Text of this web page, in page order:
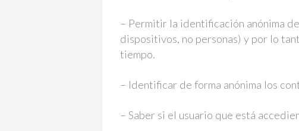
– Permitir la identificación anónima
dispositivos, no personas) y por lo
tiempo.
– Identificar de forma anónima los
– Saber si el usuario que está